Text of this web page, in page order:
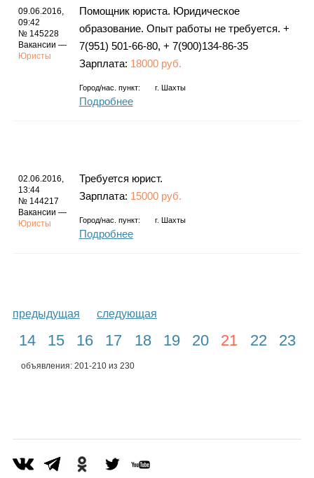
09.06.2016,
09:42
№ 145228
Вакансии —
Юристы
Помощник юриста. Юридическое
образование. Опыт работы не требуется. +
7(951) 501-66-80, + 7(900)134-86-35
Зарплата: 18000 руб.
Город/нас. пункт: г. Шахты
Подробнее
02.06.2016,
13:44
№ 144217
Вакансии —
Юристы
Требуется юрист.
Зарплата: 15000 руб.
Город/нас. пункт: г. Шахты
Подробнее
предыдущая следующая
14 15 16 17 18 19 20 21 22 23
объявления: 201-210 из 230